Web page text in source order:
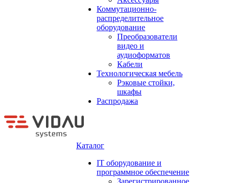
Коммутационно-
распределительное
оборудование
Преобразователи
видео и
аудиоформатов
Кабели
Технологическая мебель
Рэковые стойки,
шкафы
Распродажа
Каталог
IT оборудование и
программное обеспечение
Зарегистрированное